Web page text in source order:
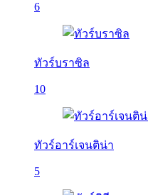
6
ทัวร์บราซิล
10
ทัวร์อาร์เจนติน่า
5